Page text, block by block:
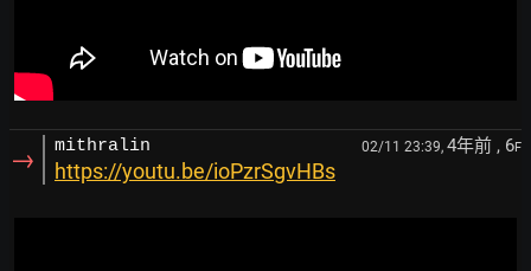
→ mithralin 02/11 23:39, 4年前 , 6F
https://youtu.be/ioPzrSgvHBs